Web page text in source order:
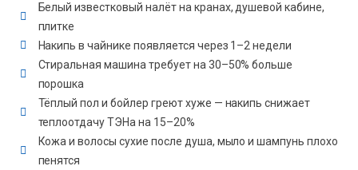
Белый известковый налёт на кранах, душевой кабине,
плитке
Накипь в чайнике появляется через 1–2 недели
Стиральная машина требует на 30–50% больше
порошка
Тёплый пол и бойлер греют хуже — накипь снижает
теплоотдачу ТЭНа на 15–20%
Кожа и волосы сухие после душа, мыло и шампунь плохо
пенятся